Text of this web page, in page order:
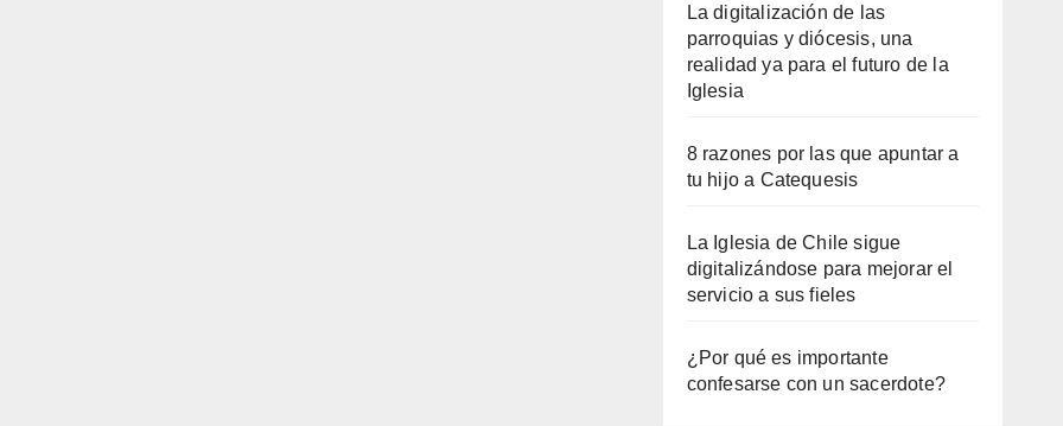
La digitalización de las
parroquias y diócesis, una
realidad ya para el futuro de la
Iglesia
8 razones por las que apuntar a
tu hijo a Catequesis
La Iglesia de Chile sigue
digitalizándose para mejorar el
servicio a sus fieles
¿Por qué es importante
confesarse con un sacerdote?